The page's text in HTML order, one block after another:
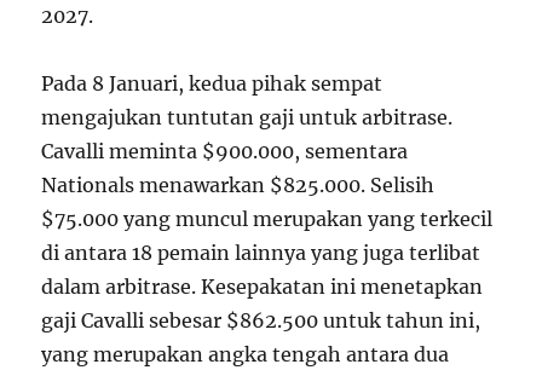
2027.
Pada 8 Januari, kedua pihak sempat
mengajukan tuntutan gaji untuk arbitrase.
Cavalli meminta $900.000, sementara
Nationals menawarkan $825.000. Selisih
$75.000 yang muncul merupakan yang terkecil
di antara 18 pemain lainnya yang juga terlibat
dalam arbitrase. Kesepakatan ini menetapkan
gaji Cavalli sebesar $862.500 untuk tahun ini,
yang merupakan angka tengah antara dua